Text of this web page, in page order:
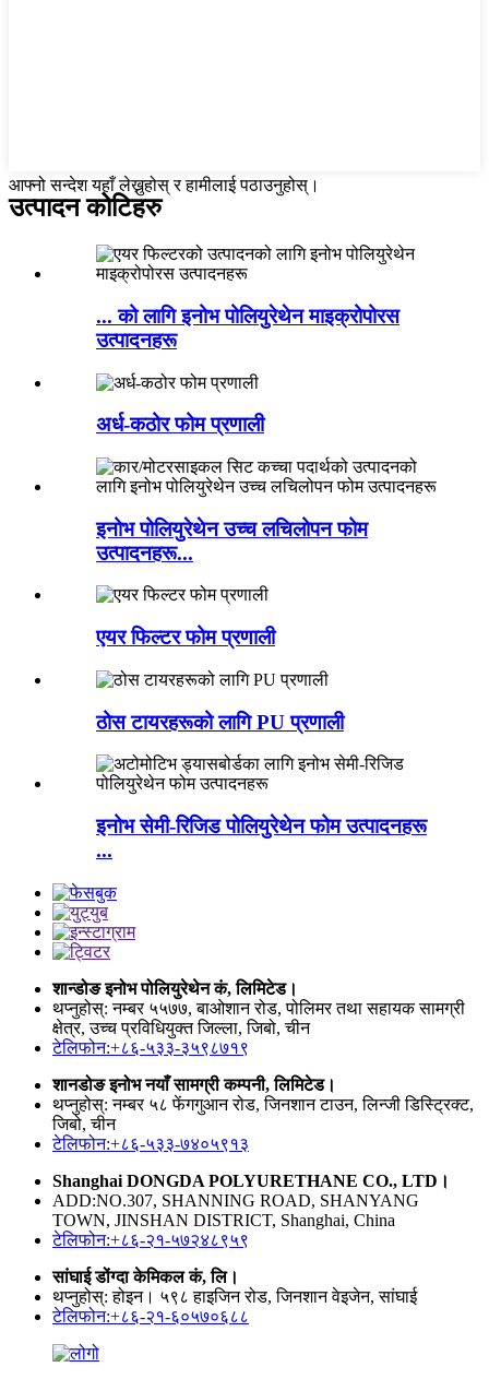
आफ्नो सन्देश यहाँ लेख्नुहोस् र हामीलाई पठाउनुहोस्।
उत्पादन कोटिहरु
... को लागि इनोभ पोलियुरेथेन माइक्रोपोरस
उत्पादनहरू
अर्ध-कठोर फोम प्रणाली
इनोभ पोलियुरेथेन उच्च लचिलोपन फोम
उत्पादनहरू...
एयर फिल्टर फोम प्रणाली
ठोस टायरहरूको लागि PU प्रणाली
इनोभ सेमी-रिजिड पोलियुरेथेन फोम उत्पादनहरू
...
शान्डोङ इनोभ पोलियुरेथेन कं, लिमिटेड।
थप्नुहोस्: नम्बर ५५७७, बाओशान रोड, पोलिमर तथा सहायक सामग्री
क्षेत्र, उच्च प्रविधियुक्त जिल्ला, जिबो, चीन
टेलिफोन:+८६-५३३-३५९८७१९
शानडोङ इनोभ नयाँ सामग्री कम्पनी, लिमिटेड।
थप्नुहोस्: नम्बर ५८ फेंगगुआन रोड, जिनशान टाउन, लिन्जी डिस्ट्रिक्ट,
जिबो, चीन
टेलिफोन:+८६-५३३-७४०५९१३
Shanghai DONGDA POLYURETHANE CO., LTD।
ADD:NO.307, SHANNING ROAD, SHANYANG
TOWN, JINSHAN DISTRICT, Shanghai, China
टेलिफोन:+८६-२१-५७२४८९५९
सांघाई डोंग्दा केमिकल कं, लि।
थप्नुहोस्: होइन। ५९८ हाइजिन रोड, जिनशान वेइजेन, सांघाई
टेलिफोन:+८६-२१-६०५७०६८८